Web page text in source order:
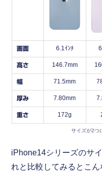
画面 6.1ｲﾝﾁ
高さ 146.7mm
幅 71.5mm
厚み 7.80mm
重さ 172g
サイズが2つ
iPhone14シリーズのサ
れと比較してみるとこん